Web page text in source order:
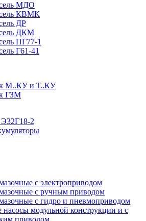
МДО
КВМК
ДР
ДКМ
ПГ77-1
Г61-41
М..КУ и Т..КУ
ГЗМ
Э32Г18-2
с электроприводом
с ручным приводом
с гидро и пневмоприводом
модульной конструкции и с